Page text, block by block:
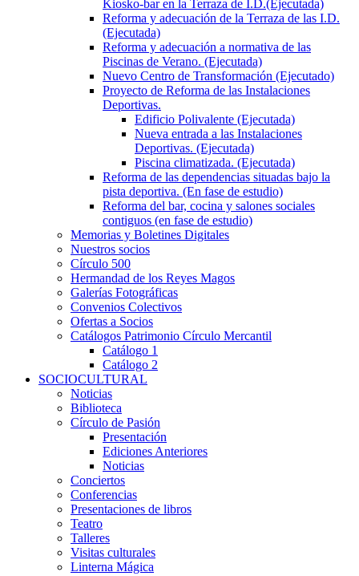
Kiosko-bar en la Terraza de I.D.(Ejecutada)
Reforma y adecuación de la Terraza de las I.D.
(Ejecutada)
Reforma y adecuación a normativa de las
Piscinas de Verano. (Ejecutada)
Nuevo Centro de Transformación (Ejecutado)
Proyecto de Reforma de las Instalaciones
Deportivas.
Edificio Polivalente (Ejecutada)
Nueva entrada a las Instalaciones
Deportivas. (Ejecutada)
Piscina climatizada. (Ejecutada)
Reforma de las dependencias situadas bajo la
pista deportiva. (En fase de estudio)
Reforma del bar, cocina y salones sociales
contiguos (en fase de estudio)
Memorias y Boletines Digitales
Nuestros socios
Círculo 500
Hermandad de los Reyes Magos
Galerías Fotográficas
Convenios Colectivos
Ofertas a Socios
Catálogos Patrimonio Círculo Mercantil
Catálogo 1
Catálogo 2
SOCIOCULTURAL
Noticias
Biblioteca
Círculo de Pasión
Presentación
Ediciones Anteriores
Noticias
Conciertos
Conferencias
Presentaciones de libros
Teatro
Talleres
Visitas culturales
Linterna Mágica